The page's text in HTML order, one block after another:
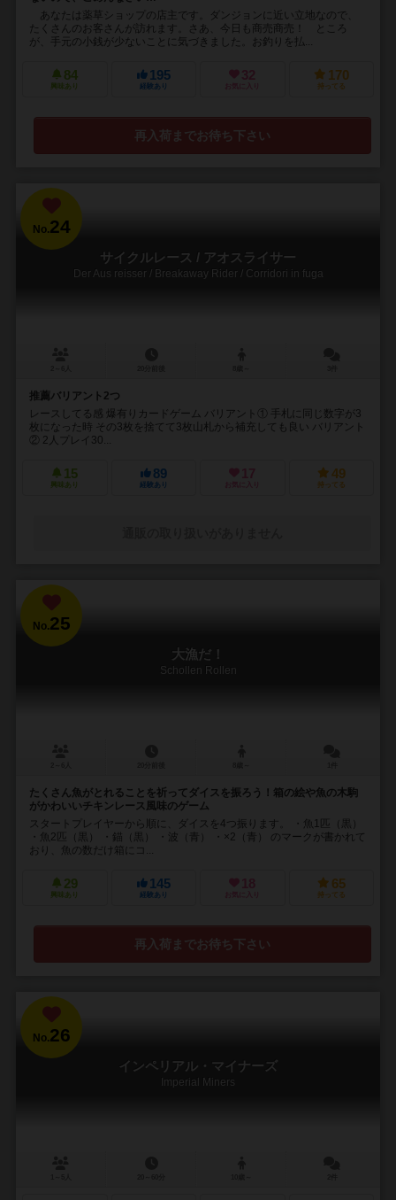
あなたは薬草ショップの店主です。ダンジョンに近い立地なので、
たくさんのお客さんが訪れます。さあ、今日も商売商売！ ところ
が、手元の小銭が少ないことに気づきました。お釣りを払...
84
興味あり
195
経験あり
32
お気に入り
170
持ってる
再入荷までお待ち下さい
No.24
サイクルレース / アオスライサー
Der Aus reisser / Breakaway Rider / Corridori in fuga
推薦バリアント2つ
レースしてる感 爆有りカードゲーム バリアント① 手札に同じ数字が3
枚になった時 その3枚を捨てて3枚山札から補充しても良い バリアント
② 2人プレイ30...
15
興味あり
89
経験あり
17
お気に入り
49
持ってる
No.25
大漁だ！
Schollen Rollen
たくさん魚がとれることを祈ってダイスを振ろう！箱の絵や魚の木駒
がかわいいチキンレース風味のゲーム
スタートプレイヤーから順に、ダイスを4つ振ります。 ・魚1匹（黒）
・魚2匹（黒） ・錨（黒） ・波（青） ・×2（青） のマークが書かれて
おり、魚の数だけ箱にコ...
29
興味あり
145
経験あり
18
お気に入り
65
持ってる
再入荷までお待ち下さい
No.26
インペリアル・マイナーズ
Imperial Miners